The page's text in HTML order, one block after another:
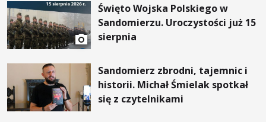
Święto Wojska Polskiego w
Sandomierzu. Uroczystości już 15
sierpnia
Sandomierz zbrodni, tajemnic i
historii. Michał Śmielak spotkał
się z czytelnikami